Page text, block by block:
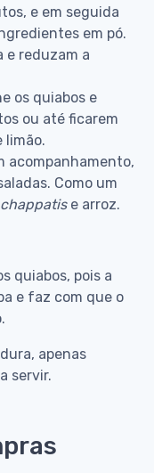
e em seguida
em pó.
e reduzam a
os quiabos e
ou até ficarem
limão.
acompanhamento,
Como um
chappatise arroz.
quiabos, pois a
e faz com que o
apenas
servir.